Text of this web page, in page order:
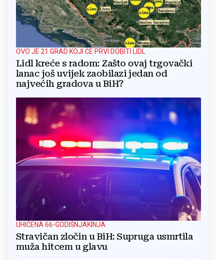
OVO JE 21 GRAD KOJI ĆE PRVI DOBITI LIDL
Lidl kreće s radom: Zašto ovaj trgovački
lanac još uvijek zaobilazi jedan od
najvećih gradova u BiH?
UHIĆENA 66-GODIŠNJAKINJA
Stravičan zločin u BiH: Supruga usmrtila
muža hitcem u glavu